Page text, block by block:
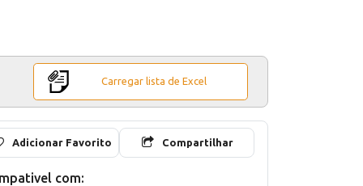
Carregar lista de Excel
Adicionar Favorito Compartilhar
com: